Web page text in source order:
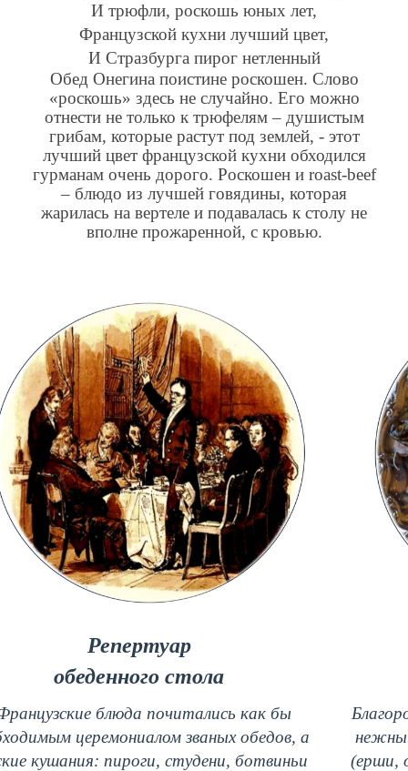
И трюфли, роскошь юных лет,
Французской кухни лучший цвет,
И Стразбурга пирог нетленный
Обед Онегина поистине роскошен. Слово
«роскошь» здесь не случайно. Его можно
отнести не только к трюфелям – душистым
грибам, которые растут под землей, - этот
лучший цвет французской кухни обходился
гурманам очень дорого. Роскошен и roast-beef
– блюдо из лучшей говядины, которая
жарилась на вертеле и подавалась к столу не
вполне прожаренной, с кровью.
Репертуар
обеденного стола
блюда почитались как бы
церемониалом званых обедов, а
кушания: пироги, студени, ботвиньи
(ерши,